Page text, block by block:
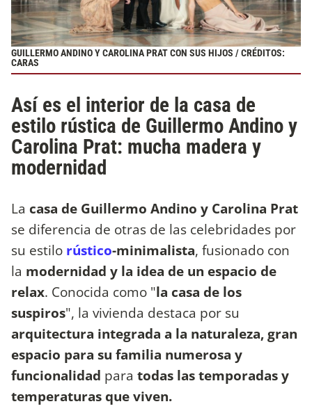
GUILLERMO ANDINO Y CAROLINA PRAT CON SUS HIJOS / CRÉDITOS:
CARAS
Así es el interior de la casa de
estilo rústica de Guillermo Andino y
Carolina Prat: mucha madera y
modernidad
La casa de Guillermo Andino y Carolina Prat
se diferencia de otras de las celebridades por
su estilo rústico-minimalista, fusionado con
la modernidad y la idea de un espacio de
relax. Conocida como "la casa de los
suspiros", la vivienda destaca por su
arquitectura integrada a la naturaleza, gran
espacio para su familia numerosa y
funcionalidad para todas las temporadas y
temperaturas que viven.